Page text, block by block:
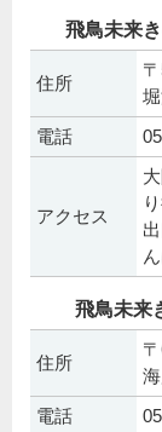
飛鳥未来
住所
電話
アクセス
飛鳥未来
住所
電話